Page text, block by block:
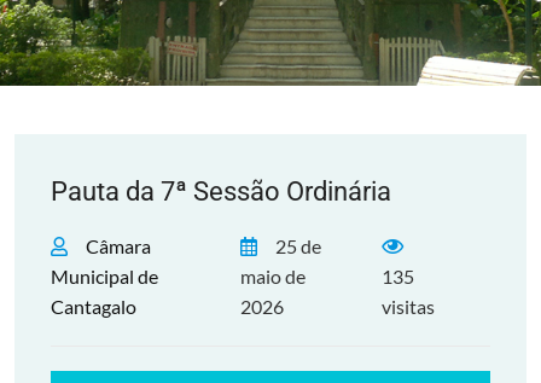
Pauta da 7ª Sessão Ordinária
Câmara
Municipal de
Cantagalo
25 de
maio de
2026
135
visitas